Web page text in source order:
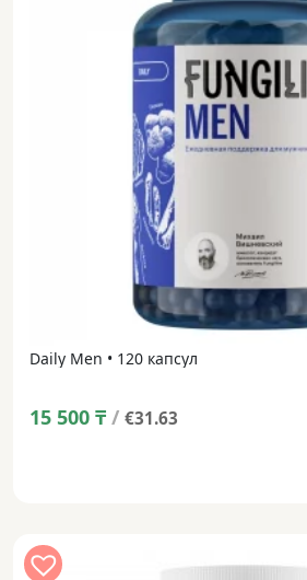
Daily Men • 120 капсул
15 500 ₸ / €31.63